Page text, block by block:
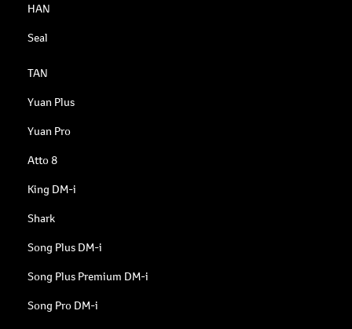
HAN
Seal
TAN
Yuan Plus
Yuan Pro
Atto 8
King DM-i
Shark
Song Plus DM-i
Song Plus Premium DM-i
Song Pro DM-i